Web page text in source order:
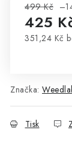
499 Kč
425
351,24 Kč
Značka:
Tisk